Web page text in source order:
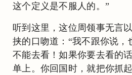
这个定义是不服人的。”
听到这里，这位周领事无言
挟的口吻道：“我不跟你说，
不能去看！如果你要去看的
单上。你回国时，就把你抓